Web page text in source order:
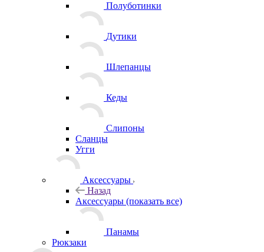
Полуботинки
Дутики
Шлепанцы
Кеды
Слипоны
Сланцы
Угги
Аксессуары
Назад
Аксессуары (показать все)
Панамы
Рюкзаки